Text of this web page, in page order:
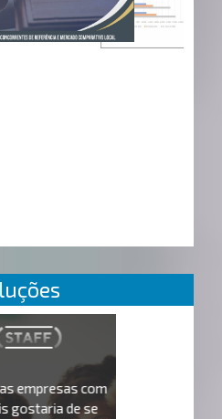
empresas com
gostaria de se